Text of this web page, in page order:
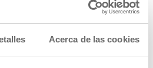
Acerca de las cookies